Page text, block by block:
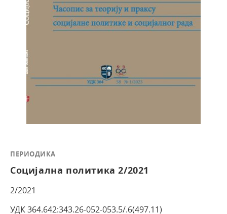
ПЕРИОДИКА
Социјална политика 2/2021
2/2021
УДК 364.642:343.26-052-053.5/.6(497.11)